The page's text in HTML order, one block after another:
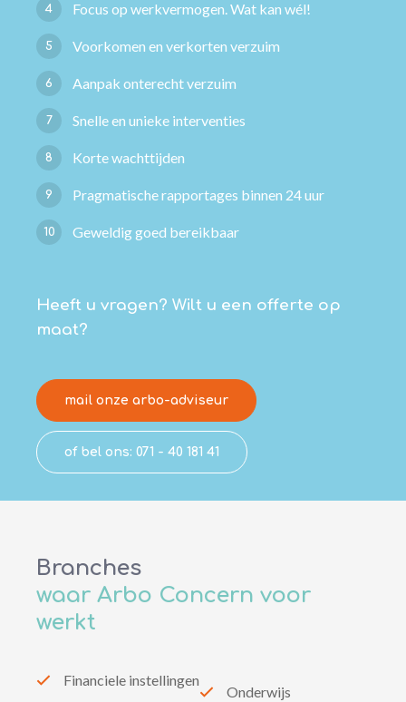
4 Focus op werkvermogen. Wat kan wél!
5 Voorkomen en verkorten verzuim
6 Aanpak onterecht verzuim
7 Snelle en unieke interventies
8 Korte wachttijden
9 Pragmatische rapportages binnen 24 uur
10 Geweldig goed bereikbaar
Heeft u vragen? Wilt u een offerte op
maat?
mail onze arbo-adviseur
of bel ons: 071 - 40 181 41
Branches
waar Arbo Concern voor
werkt
Financiele instellingen
Onderwijs